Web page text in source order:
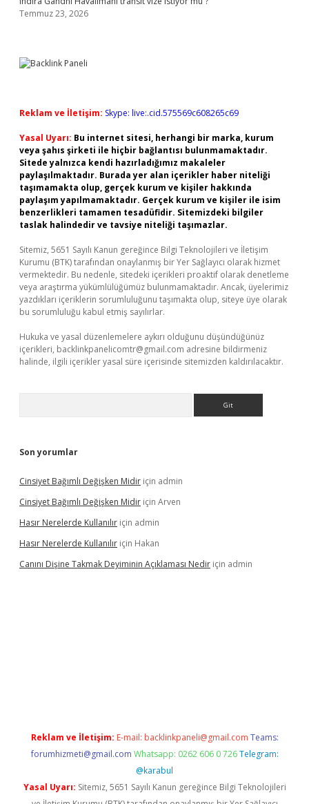
Temmuz 23, 2026
Reklam ve İletişim: Skype: live:.cid.575569c608265c69
Yasal Uyarı: Bu internet sitesi, herhangi bir marka, kurum
veya şahıs şirketi ile hiçbir bağlantısı bulunmamaktadır.
Sitede yalnızca kendi hazırladığımız makaleler
paylaşılmaktadır. Burada yer alan içerikler haber niteliği
taşımamakta olup, gerçek kurum ve kişiler hakkında
paylaşım yapılmamaktadır. Gerçek kurum ve kişiler ile isim
benzerlikleri tamamen tesadüfidir. Sitemizdeki bilgiler
taslak halindedir ve tavsiye niteliği taşımazlar.
Sitemiz, 5651 Sayılı Kanun gereğince Bilgi Teknolojileri ve İletişim
Kurumu (BTK) tarafından onaylanmış bir Yer Sağlayıcı olarak hizmet
vermektedir. Bu nedenle, sitedeki içerikleri proaktif olarak denetleme
veya araştırma yükümlülüğümüz bulunmamaktadır. Ancak, üyelerimiz
yazdıkları içeriklerin sorumluluğunu taşımakta olup, siteye üye olarak
bu sorumluluğu kabul etmiş sayılırlar.
Hukuka ve yasal düzenlemelere aykırı olduğunu düşündüğünüz
içerikleri, backlinkpanelicomtr@gmail.com adresine bildirmeniz
halinde, ilgili içerikler yasal süre içerisinde sitemizden kaldırılacaktır.
Son yorumlar
Cinsiyet Bağımlı Değişken Midir için admin
Cinsiyet Bağımlı Değişken Midir için Arven
Hasır Nerelerde Kullanılır için admin
Hasır Nerelerde Kullanılır için Hakan
Canını Dişine Takmak Deyiminin Açıklaması Nedir için admin
Reklam ve İletişim: E-mail: backlinkpaneli@gmail.com Teams:
forumhizmeti@gmail.com Whatsapp: 0262 606 0 726 Telegram:
@karabul
Yasal Uyarı: Sitemiz, 5651 Sayılı Kanun gereğince Bilgi Teknolojileri